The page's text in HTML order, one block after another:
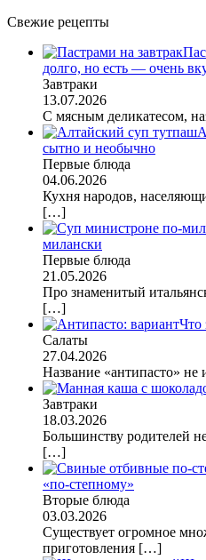
Свежие рецепты
долго, но есть — очень
Завтраки
13.07.2026
С мясным деликатесом,
сытно и необычно
Первые блюда
04.06.2026
Кухня народов,
[…]
милански
Первые блюда
21.05.2026
Про знаменитый
[…]
Что
Салаты
27.04.2026
Название «антипасто» не
Завтраки
18.03.2026
Большинству родителей
[…]
«по-степному»
Вторые блюда
03.03.2026
Существует огромное
приготовления […]